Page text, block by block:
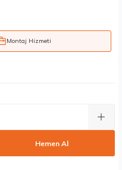
Montaj Hizmeti
Hemen Al